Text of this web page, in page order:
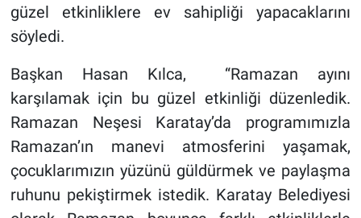
güzel etkinliklere ev sahipliği yapacaklarını
söyledi.
Başkan Hasan Kılca, “Ramazan ayını
karşılamak için bu güzel etkinliği düzenledik.
Ramazan Neşesi Karatay’da programımızla
Ramazan’ın manevi atmosferini yaşamak,
çocuklarımızın yüzünü güldürmek ve paylaşma
ruhunu pekiştirmek istedik. Karatay Belediyesi